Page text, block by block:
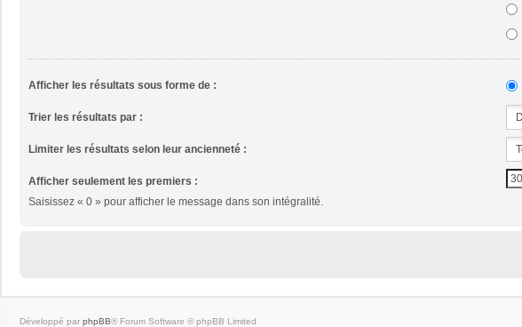
Afficher les résultats sous forme de :
Trier les résultats par :
Limiter les résultats selon leur ancienneté :
Afficher seulement les premiers :
Saisissez « 0 » pour afficher le message dans son intégralité.
Développé par phpBB® Forum Software © phpBB Limited